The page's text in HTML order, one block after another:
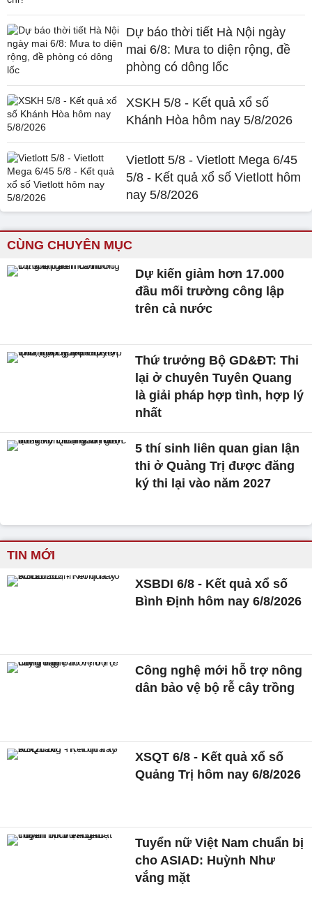
Dự báo thời tiết Hà Nội ngày
mai 6/8: Mưa to diện rộng, đề
phòng có dông lốc
XSKH 5/8 - Kết quả xổ số
Khánh Hòa hôm nay 5/8/2026
Vietlott 5/8 - Vietlott Mega 6/45
5/8 - Kết quả xổ số Vietlott hôm
nay 5/8/2026
CÙNG CHUYÊN MỤC
Dự kiến giảm hơn 17.000
đầu mối trường công lập
trên cả nước
Thứ trưởng Bộ GD&ĐT: Thi
lại ở chuyên Tuyên Quang
là giải pháp hợp tình, hợp lý
nhất
5 thí sinh liên quan gian lận
thi ở Quảng Trị được đăng
ký thi lại vào năm 2027
TIN MỚI
XSBDI 6/8 - Kết quả xổ số
Bình Định hôm nay 6/8/2026
Công nghệ mới hỗ trợ nông
dân bảo vệ bộ rễ cây trồng
XSQT 6/8 - Kết quả xổ số
Quảng Trị hôm nay 6/8/2026
Tuyển nữ Việt Nam chuẩn bị
cho ASIAD: Huỳnh Như
vắng mặt